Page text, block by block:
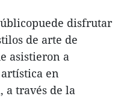
disfrutar
de arte de
asistieron a
en
a través de la